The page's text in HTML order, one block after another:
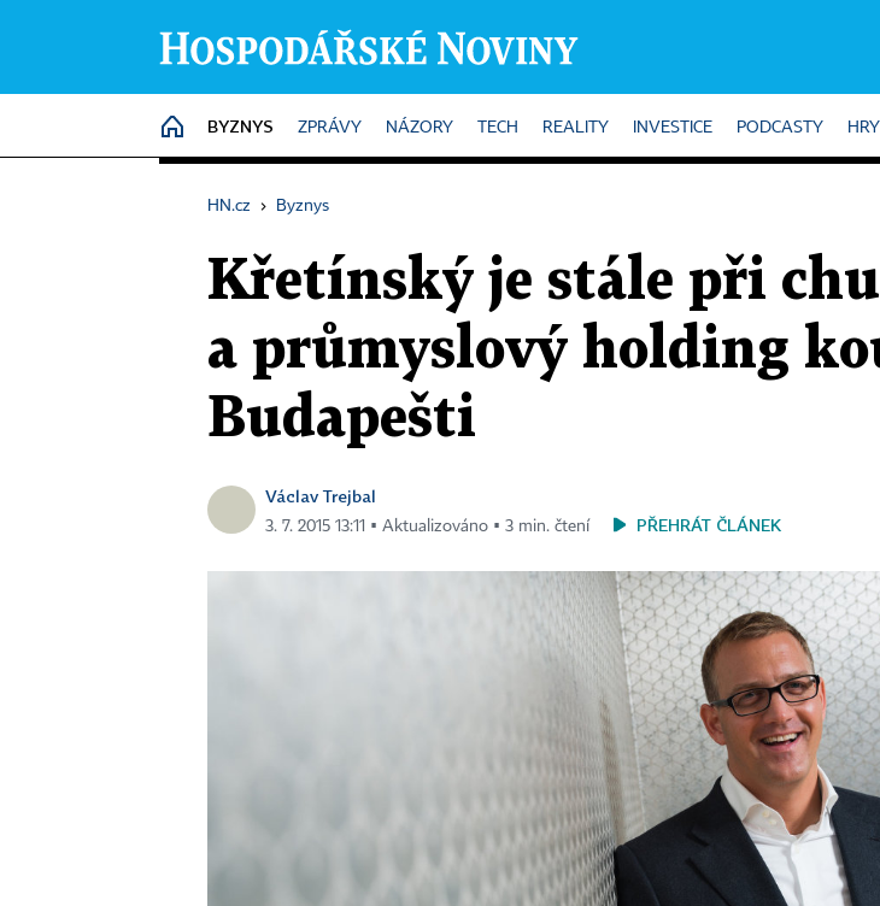
HOME
BYZNYS ZPRÁVY NÁZORY TECH REALITY INVESTICE PODCASTY HRY
HN.cz › Byznys
Křetínský je stále při
a průmyslový holding
Budapešti
Václav Trejbal
3. 7. 2015 13:11 ▪ Aktualizováno ▪ 3 min. čtení PŘEHRÁT ČLÁNEK